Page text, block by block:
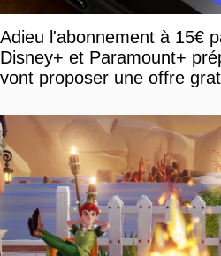
Adieu l'abonnement à 15€
Disney+ et Paramount+
vont proposer une offre